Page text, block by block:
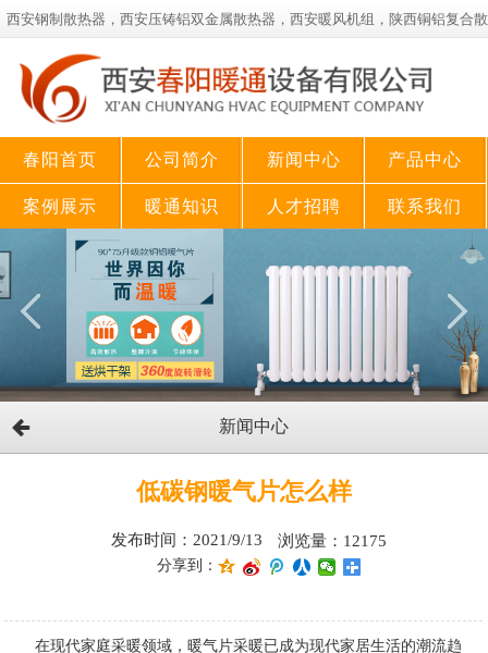
西安钢制散热器，西安压铸铝双金属散热器，西安暖风机组，陕西铜铝复合散
春阳首页 公司简介 新闻中心 产品中心
案例展示 暖通知识 人才招聘 联系我们
新闻中心
低碳钢暖气片怎么样
发布时间：2021/9/13 浏览量：12175
分享到：
在现代家庭采暖领域，暖气片采暖已成为现代家居生活的潮流趋